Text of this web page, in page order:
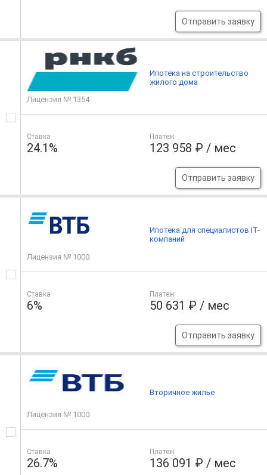
Отправить заявку
Лицензия № 1354
Ставка
24.1%
Платеж
123 958 ₽ / мес
Отправить заявку
Ипотека на строительство
жилого дома
Лицензия № 1000
Ставка
6%
Платеж
50 631 ₽ / мес
Отправить заявку
Ипотека для специалистов IT-
компаний
Лицензия № 1000
Ставка
26.7%
Платеж
136 091 ₽ / мес
Вторичное жилье